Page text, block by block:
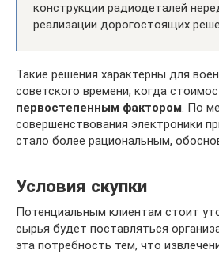
конструкции радиодеталей
реализации дорогостоящих
Такие решения характерны для
советского времени, когда
первостепенным фактором. По
совершенствования электроники
стало более рациональным,
Условия скупки
Потенциальным клиентам стоит
сырья будет поставляться
эта потребность тем, что